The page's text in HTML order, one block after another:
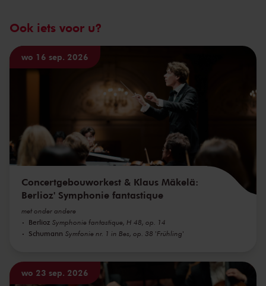
Ook iets voor u?
wo 16 sep. 2026
Concertgebouworkest & Klaus Mäkelä:
Berlioz' Symphonie fantastique
met onder andere
Berlioz Symphonie fantastique, H 48, op. 14
Schumann Symfonie nr. 1 in Bes, op. 38 'Frühling'
wo 23 sep. 2026